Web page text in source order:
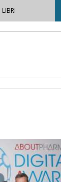
LIBRI